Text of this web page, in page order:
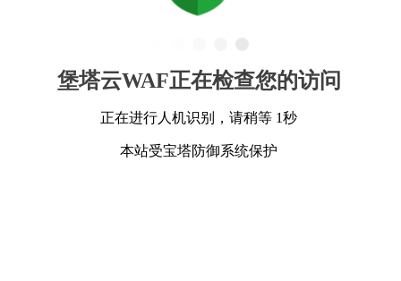
堡塔云WAF正在检查您的访问
正在进行人机识别，请稍等 1秒
本站受宝塔防御系统保护